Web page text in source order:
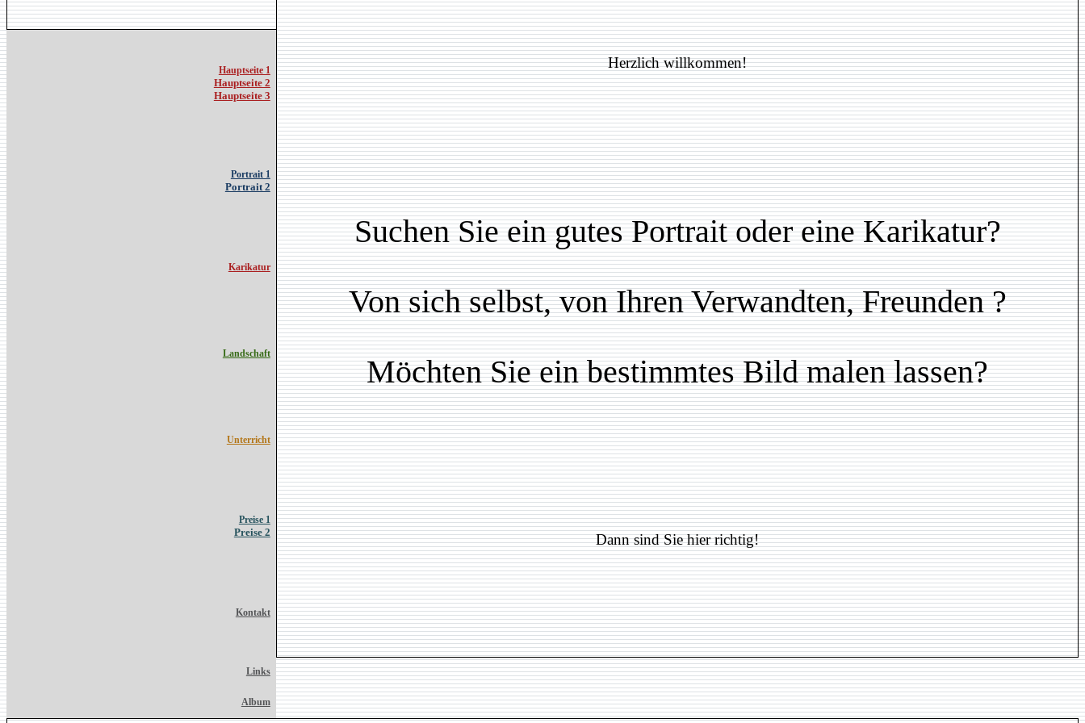
Herzlich willkommen!
Suchen Sie ein gutes Portrait oder eine Karikatur?
Von sich selbst, von Ihren Verwandten, Freunden ?
Möchten Sie ein bestimmtes Bild malen lassen?
Dann sind Sie hier richtig!
Hauptseite 1
Hauptseite 2
Hauptseite 3
Portrait 1
Portrait 2
Karikatur
Landschaft
Unterricht
Preise 1
Preise 2
Kontakt
Links
Album